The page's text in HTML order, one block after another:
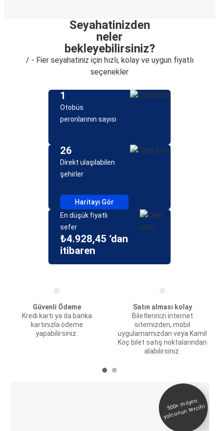
Seyahatinizden
neler
bekleyebilirsiniz?
/ - Fier seyahatiniz için hızlı, kolay ve uygun fiyatlı
seçenekler
1
Otobüs
peronlarının sayısı
26
Direkt ulaşılabilen
şehirler
Haritayı Gör
En düşük fiyatlı
sefer
₺4.928,45 ‘dan
itibaren
Güvenli Ödeme
Kredi kartı ya da banka
kartınızla ödeme
yapabilirsiniz.
Satın alması kolay
Biletlerinizi internet
sitemizden, mobil
uygulamamızdan veya Kamil
Koç bilet satış noktalarından
alabilirsiniz.
500+
milyon
yolcunun tercihi